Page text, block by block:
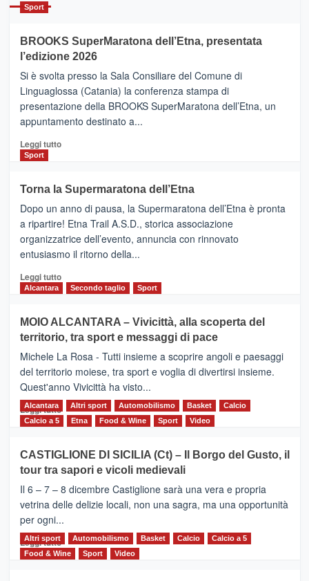
con
la
Al
via
i
collegamenti
Sport
BROOKS SuperMaratona dell’Etna, presentata
l’edizione 2026
Si è svolta presso la Sala Consiliare del Comune di
Linguaglossa (Catania) la conferenza stampa di
presentazione della BROOKS SuperMaratona dell’Etna, un
appuntamento destinato a...
Leggi tuttoLeggi
BROOKS
SuperMaratona
dell’Etna,
presentata
l’edizione
2026
Sport
Torna la Supermaratona dell’Etna
Dopo un anno di pausa, la Supermaratona dell’Etna è pronta
a ripartire! Etna Trail A.S.D., storica associazione
organizzatrice dell’evento, annuncia con rinnovato
entusiasmo il ritorno della...
Leggi tuttoLeggi
Torna
la
Supermaratona
dell’Etna
Alcantara Secondo taglio Sport
MOIO ALCANTARA – Vivicittà, alla scoperta del
territorio, tra sport e messaggi di pace
Michele La Rosa - Tutti insieme a scoprire angoli e paesaggi
del territorio moiese, tra sport e voglia di divertirsi insieme.
Quest'anno Vivicittà ha visto...
Leggi tutto Leggi
MOIO
ALCANTARA
–
Vivicittà,
alla
scoperta
del
territorio,
Alcantara Altri sport Automobilismo Basket
Calcio
Calcio a 5
Etna Food & Wine Sport Video
CASTIGLIONE DI SICILIA (Ct) – Il Borgo del Gusto, il
tour tra sapori e vicoli medievali
Il 6 – 7 – 8 dicembre Castiglione sarà una vera e propria
vetrina delle delizie locali, non una sagra, ma una opportunità
per ogni...
Leggi tuttoLeggi
di
Altri sport Automobilismo Basket Calcio
Calcio a 5
Food & Wine
Sport Video